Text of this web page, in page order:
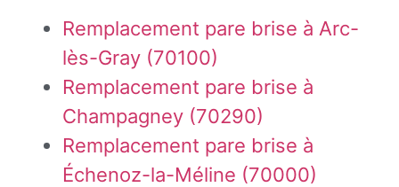
Remplacement pare brise à Arc-
lès-Gray (70100)
Remplacement pare brise à
Champagney (70290)
Remplacement pare brise à
Échenoz-la-Méline (70000)